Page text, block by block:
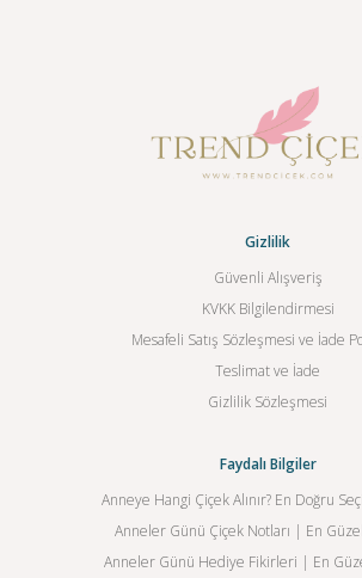
Gizlilik
Güvenli Alışveriş
KVKK Bilgilendirmesi
Mesafeli Satış Sözleşmesi ve İade
Teslimat ve İade
Gizlilik Sözleşmesi
Faydalı Bilgiler
Anneye Hangi Çiçek Alınır? En Doğru
Anneler Günü Çiçek Notları | En
Anneler Günü Hediye Fikirleri | En